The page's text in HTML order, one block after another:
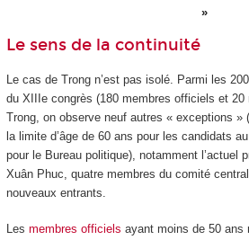
Le sens de la continuité
Le cas de Trong n’est pas isolé. Parmi les
du XIII econgrès (180 membres officiels et 20
Trong, on observe neuf autres « exceptions »
la limite d’âge de 60 ans pour les candidats
pour le Bureau politique), notamment l’actuel
Xuân Phuc, quatre membres du comité central
nouveaux entrants.
Les membres officiels ayant moins de 50 ans